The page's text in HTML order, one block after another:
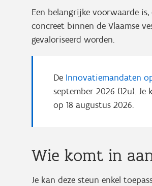
Een belangrijke voorwaarde
concreet binnen de Vlaamse
gevaloriseerd worden.
De Innovatiemandaten
september 2026 (12u). Je
op 18 augustus 2026.
Wie komt in
Je kan deze steun enkel